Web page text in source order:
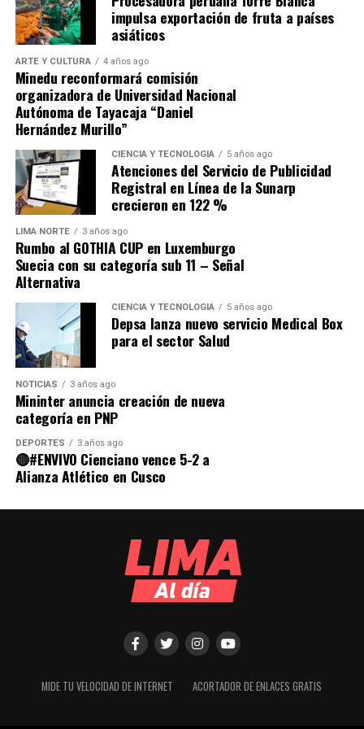
ante Los Chankas, sino buscar que Alianza Lima no se les
escape.
Source link
Comparte esto:
impulsa exportación de fruta a países
asiáticos
ARTE Y CULTURA 4 años ago
Minedu reconformará comisión
organizadora de Universidad Nacional
Autónoma de Tayacaja “Daniel
Hernández Murillo”
CIENCIA Y TECNOLOGÍA 5 años ago
Atenciones del Servicio de Publicidad
Registral en Línea de la Sunarp
crecieron en 122 %
LIMA NORTE 3 años ago
Rumbo al GOTHIA CUP en Luxemburgo
Suecia con su categoría sub 11 – Señal
Alternativa
CIENCIA Y TECNOLOGÍA 5 años ago
Depsa lanza nuevo servicio Medical Box
para el sector Salud
NOTICIAS 3 años ago
Mininter anuncia creación de nueva
categoría en PNP
DEPORTES 3 años ago
🔴#ENVIVO Cienciano vence 5-2 a
Alianza Atlético en Cusco
MIDE TU VELOCIDAD DE INTERNET ACORTADOR DE ENLACES GRATIS